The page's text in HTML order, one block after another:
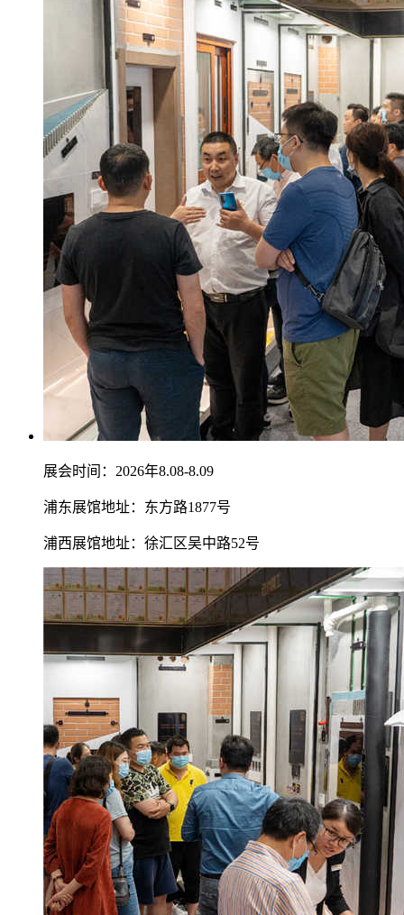
展会时间：2026年8.08-8.09
浦东展馆地址：东方路1877号
浦西展馆地址：徐汇区吴中路52号